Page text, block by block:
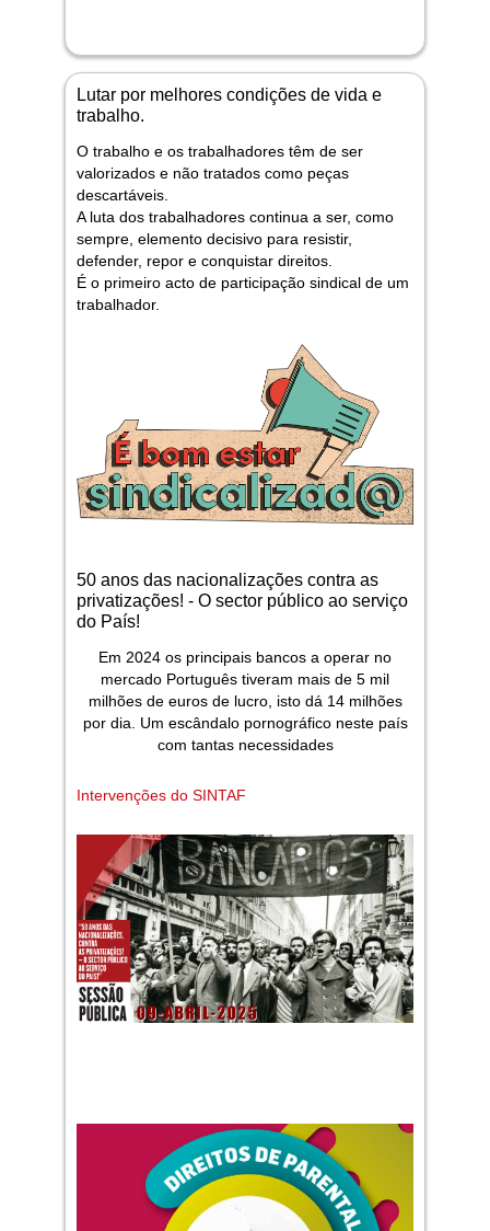
Lutar por melhores condições de vida e
trabalho.
O trabalho e os trabalhadores têm de ser
valorizados e não tratados como peças
descartáveis.
A luta dos trabalhadores continua a ser, como
sempre, elemento decisivo para resistir,
defender, repor e conquistar direitos.
É o primeiro acto de participação sindical de um
trabalhador.
50 anos das nacionalizações contra as
privatizações! - O sector público ao serviço
do País!
Em 2024 os principais bancos a operar no
mercado Português tiveram mais de 5 mil
milhões de euros de lucro, isto dá 14 milhões
por dia. Um escândalo pornográfico neste país
com tantas necessidades
Intervenções do SINTAF